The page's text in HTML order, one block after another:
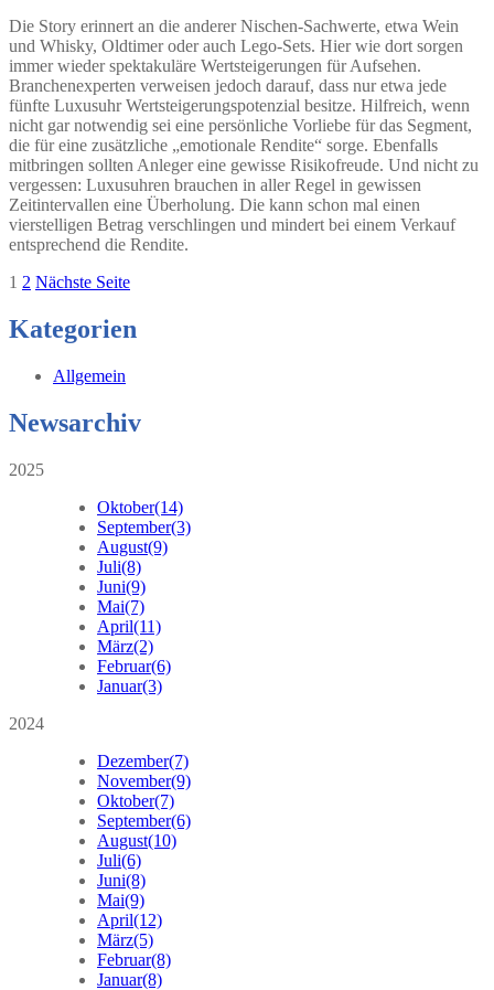
Die Story erinnert an die anderer Nischen-Sachwerte, etwa Wein
und Whisky, Oldtimer oder auch Lego-Sets. Hier wie dort sorgen
immer wieder spektakuläre Wertsteigerungen für Aufsehen.
Branchenexperten verweisen jedoch darauf, dass nur etwa jede
fünfte Luxusuhr Wertsteigerungspotenzial besitze. Hilfreich, wenn
nicht gar notwendig sei eine persönliche Vorliebe für das Segment,
die für eine zusätzliche „emotionale Rendite“ sorge. Ebenfalls
mitbringen sollten Anleger eine gewisse Risikofreude. Und nicht zu
vergessen: Luxusuhren brauchen in aller Regel in gewissen
Zeitintervallen eine Überholung. Die kann schon mal einen
vierstelligen Betrag verschlingen und mindert bei einem Verkauf
entsprechend die Rendite.
Seitennummerierung
der
Beiträge
Seite
1 Seite
2 Nächste Seite
Kategorien
Allgemein
Newsarchiv
2025
Oktober(14)
September(3)
August(9)
Juli(8)
Juni(9)
Mai(7)
April(11)
März(2)
Februar(6)
Januar(3)
2024
Dezember(7)
November(9)
Oktober(7)
September(6)
August(10)
Juli(6)
Juni(8)
Mai(9)
April(12)
März(5)
Februar(8)
Januar(8)